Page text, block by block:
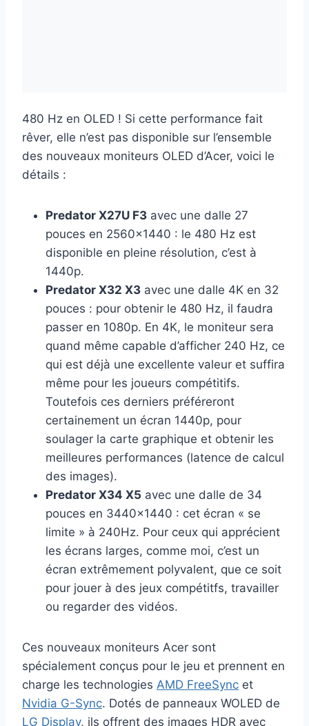
480 Hz en OLED ! Si cette performance fait
rêver, elle n’est pas disponible sur l’ensemble
des nouveaux moniteurs OLED d’Acer, voici le
détails :
Predator X27U F3 avec une dalle 27
pouces en 2560×1440 : le 480 Hz est
disponible en pleine résolution, c’est à
1440p.
Predator X32 X3 avec une dalle 4K en 32
pouces : pour obtenir le 480 Hz, il faudra
passer en 1080p. En 4K, le moniteur sera
quand même capable d’afficher 240 Hz, ce
qui est déjà une excellente valeur et suffira
même pour les joueurs compétitifs.
Toutefois ces derniers préféreront
certainement un écran 1440p, pour
soulager la carte graphique et obtenir les
meilleures performances (latence de calcul
des images).
Predator X34 X5 avec une dalle de 34
pouces en 3440×1440 : cet écran « se
limite » à 240Hz. Pour ceux qui apprécient
les écrans larges, comme moi, c’est un
écran extrêmement polyvalent, que ce soit
pour jouer à des jeux compétitfs, travailler
ou regarder des vidéos.
Ces nouveaux moniteurs Acer sont
spécialement conçus pour le jeu et prennent en
charge les technologies AMD FreeSync et
Nvidia G-Sync. Dotés de panneaux WOLED de
LG Display, ils offrent des images HDR avec